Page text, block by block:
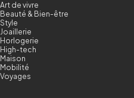
Art de vivre
Beauté & Bien-être
Style
Joaillerie
Horlogerie
High-tech
Maison
Mobilité
Voyages